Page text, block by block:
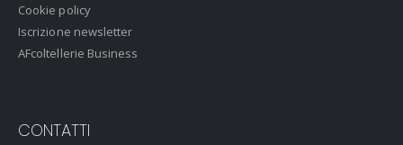
Cookie policy
Iscrizione newsletter
AFcoltellerie Business
CONTATTI